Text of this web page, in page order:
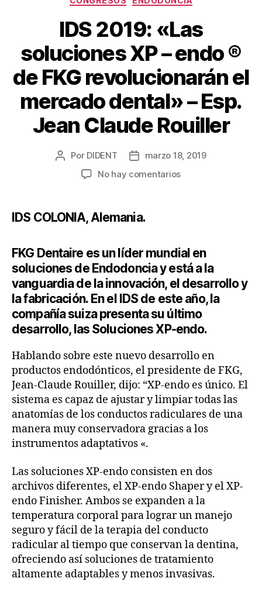
IDS 2019: «Las
soluciones XP – endo ®
de FKG revolucionarán el
mercado dental» – Esp.
Jean Claude Rouiller
Por DIDENT
marzo 18, 2019
No hay comentarios
IDS COLONIA, Alemania.
FKG Dentaire es un líder mundial en
soluciones de Endodoncia y está a la
vanguardia de la innovación, el desarrollo y
la fabricación. En el IDS de este año, la
compañía suiza presenta su último
desarrollo, las Soluciones XP-endo.
Hablando sobre este nuevo desarrollo en
productos endodónticos, el presidente de FKG,
Jean-Claude Rouiller, dijo: “XP-endo es único. El
sistema es capaz de ajustar y limpiar todas las
anatomías de los conductos radiculares de una
manera muy conservadora gracias a los
instrumentos adaptativos «.
Las soluciones XP-endo consisten en dos
archivos diferentes, el XP-endo Shaper y el XP-
endo Finisher. Ambos se expanden a la
temperatura corporal para lograr un manejo
seguro y fácil de la terapia del conducto
radicular al tiempo que conservan la dentina,
ofreciendo así soluciones de tratamiento
altamente adaptables y menos invasivas.